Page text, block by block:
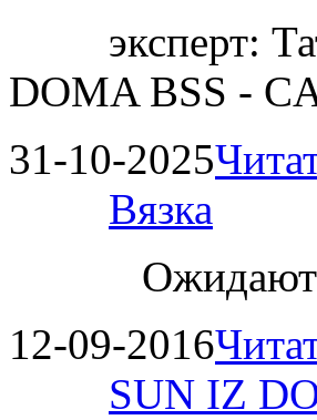
эксперт:
DOMA BSS -
31-10-2025
Вязка
12-09-2016
SUN IZ